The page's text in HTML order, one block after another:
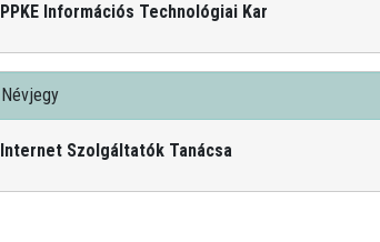
PPKE Információs Technológiai Kar
Névjegy
Internet Szolgáltatók Tanácsa